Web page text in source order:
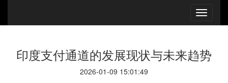
印度支付通道的发展现状与未来趋势
2026-01-09 15:01:49